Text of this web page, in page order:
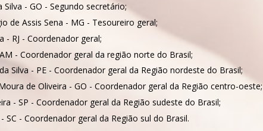
Silva - GO - Segundo secretário;
de Assis Sena - MG - Tesoureiro geral;
- RJ - Coordenador geral;
- Coordenador geral da região norte do Brasil;
Silva - PE - Coordenador geral da Região nordeste do Brasil;
de Oliveira - GO - Coordenador geral da Região centro-oeste;
- SP - Coordenador geral da Região sudeste do Brasil;
- Coordenador geral da Região sul do Brasil.